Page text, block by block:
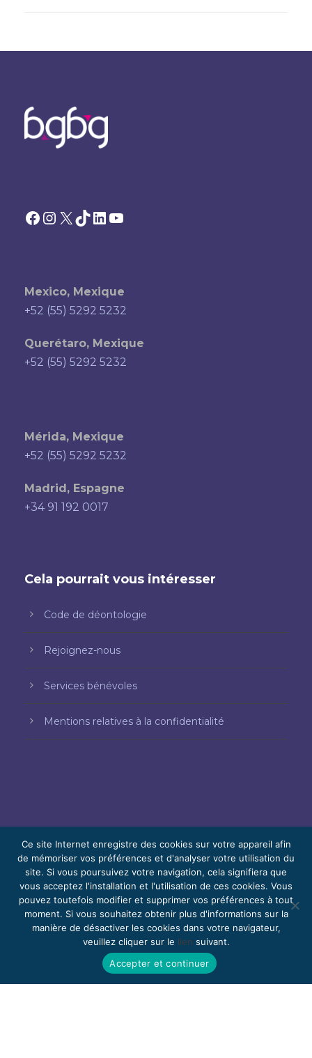
Facebook Instagram X TikTok LinkedIn YouTube
Mexico, Mexique
+52 (55) 5292 5232
Querétaro, Mexique
+52 (55) 5292 5232
Mérida, Mexique
+52 (55) 5292 5232
Madrid, Espagne
+34 91 192 0017
Cela pourrait vous intéresser
Code de déontologie
Rejoignez-nous
Services bénévoles
Mentions relatives à la confidentialité
© 2026 Bello, Gallardo, Bonequi et García,
S.C.
Contenu traduit automatiquement. La
précision peut varier selon la langue.
Bénévolat
Rejoignez-nous Webmail
Ce site Internet enregistre des cookies sur votre appareil afin
de mémoriser vos préférences et d'analyser votre utilisation du
site. Si vous poursuivez votre navigation, cela signifiera que
vous acceptez l'installation et l'utilisation de ces cookies. Vous
pouvez toutefois modifier et supprimer vos préférences à tout
moment. Si vous souhaitez obtenir plus d'informations sur la
manière de désactiver les cookies dans votre navigateur,
veuillez cliquer sur le lien suivant.
Accepter et continuer